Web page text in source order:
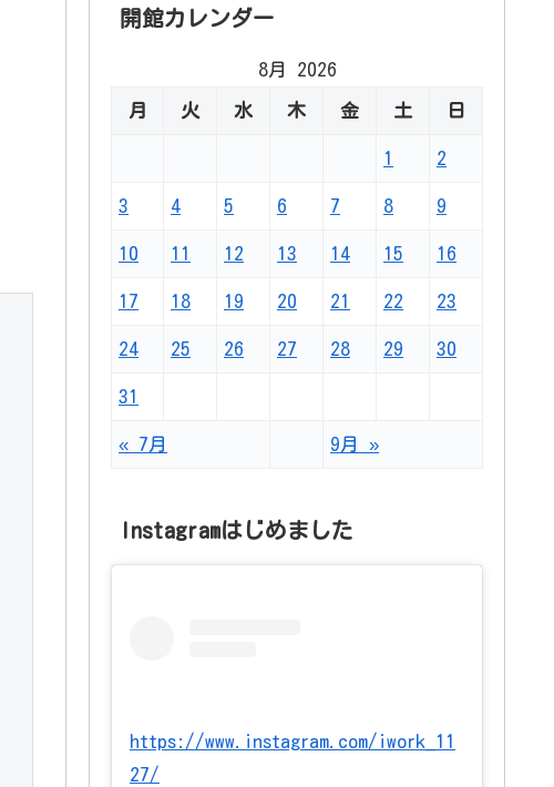
開館カレンダー
8月 2026
月 火 水 木 金 土 日
1 2
3 4 5 6 7 8 9
10 11 12 13 14 15 16
17 18 19 20 21 22 23
24 25 26 27 28 29 30
31
« 7月 9月 »
Instagramはじめました
https://www.instagram.com/iwork_11
27/